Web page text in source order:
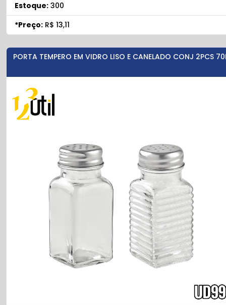
Estoque: 300
*Preço: R$ 13,11
PORTA TEMPERO EM VIDRO LISO E CANELADO CONJ 2PCS